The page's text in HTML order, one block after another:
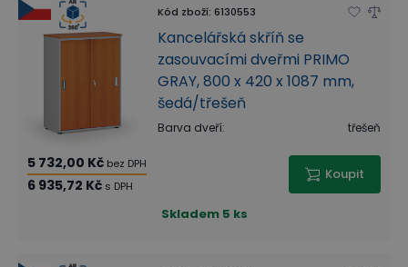
Kód zboží: 6130553
Kancelářská skříň se
zasouvacími dveřmi PRIMO
GRAY, 800 x 420 x 1087 mm,
šedá/třešeň
Barva dveří: třešeň
5 732,00 Kč bez DPH
6 935,72 Kč s DPH
Koupit
Skladem 5 ks